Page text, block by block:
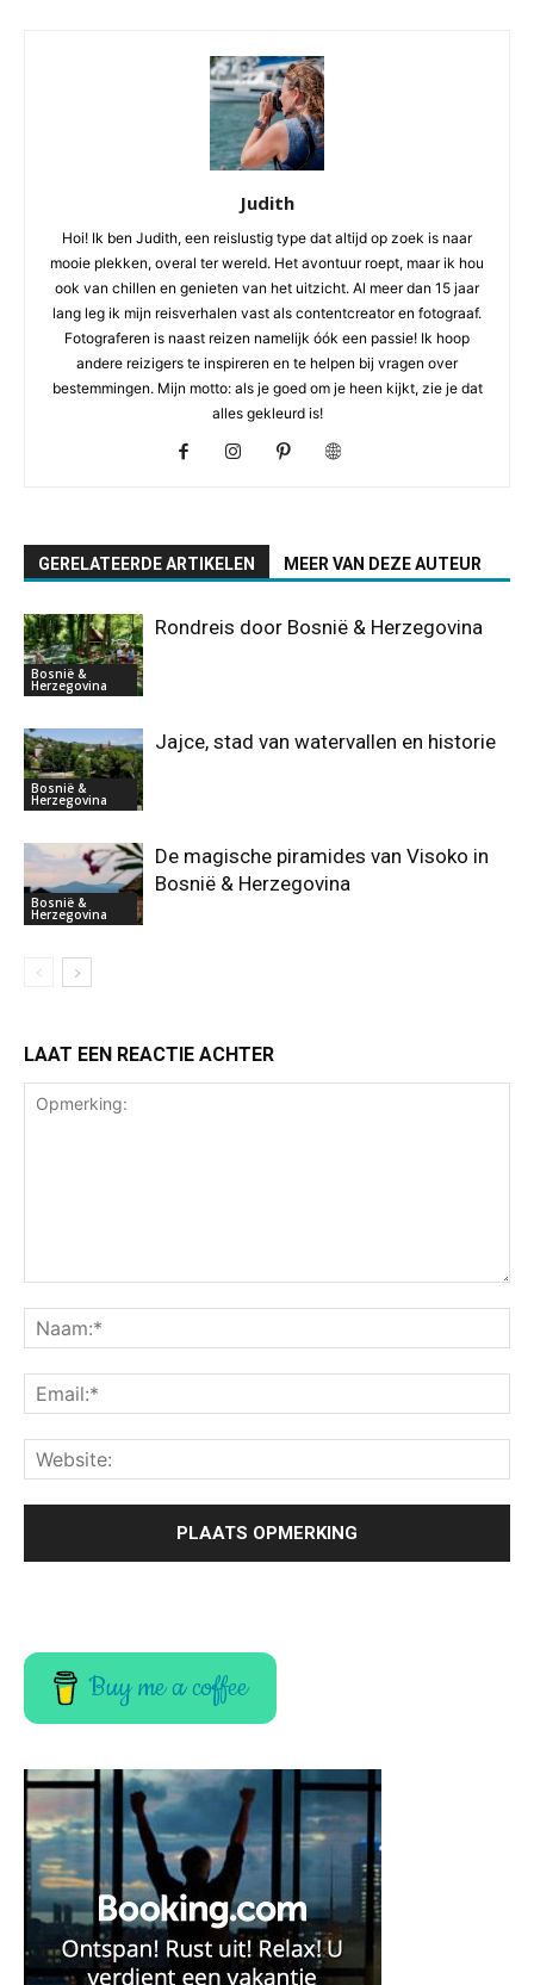
Judith
Hoi! Ik ben Judith, een reislustig type dat altijd op zoek is naar
mooie plekken, overal ter wereld. Het avontuur roept, maar ik hou
ook van chillen en genieten van het uitzicht. Al meer dan 15 jaar
lang leg ik mijn reisverhalen vast als contentcreator en fotograaf.
Fotograferen is naast reizen namelijk óók een passie! Ik hoop
andere reizigers te inspireren en te helpen bij vragen over
bestemmingen. Mijn motto: als je goed om je heen kijkt, zie je dat
alles gekleurd is!
GERELATEERDE ARTIKELEN MEER VAN DEZE AUTEUR
Bosnië &
Herzegovina
Rondreis door Bosnië & Herzegovina
Bosnië &
Herzegovina
Jajce, stad van watervallen en historie
Bosnië &
Herzegovina
De magische piramides van Visoko in
Bosnië & Herzegovina
LAAT EEN REACTIE ACHTER
Buy me a coffee